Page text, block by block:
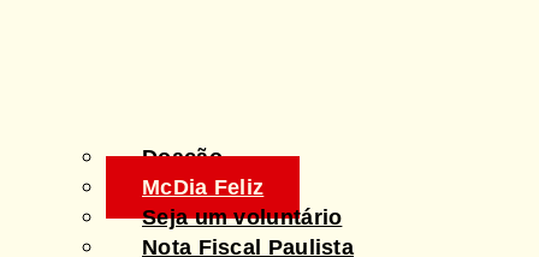
Doação
McDia Feliz
Seja um voluntário
Nota Fiscal Paulista